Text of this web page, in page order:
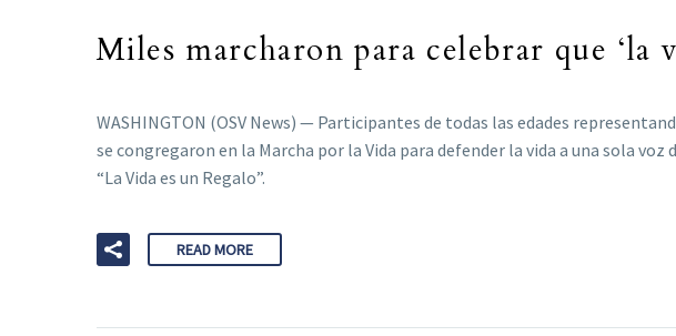
Miles marcharon para celebrar que ‘la
WASHINGTON (OSV News) — Participantes de todas las edades
se congregaron en la Marcha por la Vida para defender la vida a una sola
“La Vida es un Regalo”.
READ MORE